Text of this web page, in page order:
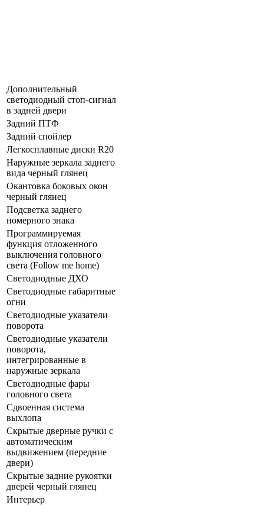
Дополнительный
светодиодный стоп-сигнал
в задней двери
Задний ПТФ
Задний спойлер
Легкосплавные диски R20
Наружные зеркала заднего
вида черный глянец
Окантовка боковых окон
черный глянец
Подсветка заднего
номерного знака
Программируемая
функция отложенного
выключения головного
света (Follow me home)
Светодиодные ДХО
Светодиодные габаритные
огни
Светодиодные указатели
поворота
Светодиодные указатели
поворота,
интегрированные в
наружные зеркала
Светодиодные фары
головного света
Сдвоенная система
выхлопа
Скрытые дверные ручки с
автоматическим
выдвижением (передние
двери)
Скрытые задние рукоятки
дверей черный глянец
Интерьер